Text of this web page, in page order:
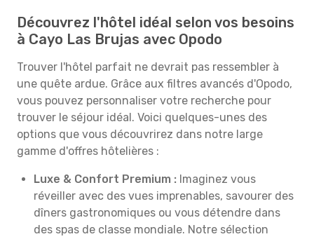
Découvrez l'hôtel idéal selon vos besoins
à Cayo Las Brujas avec Opodo
Trouver l'hôtel parfait ne devrait pas ressembler à
une quête ardue. Grâce aux filtres avancés d'Opodo,
vous pouvez personnaliser votre recherche pour
trouver le séjour idéal. Voici quelques-unes des
options que vous découvrirez dans notre large
gamme d'offres hôtelières :
Luxe & Confort Premium : Imaginez vous
réveiller avec des vues imprenables, savourer des
dîners gastronomiques ou vous détendre dans
des spas de classe mondiale. Notre sélection